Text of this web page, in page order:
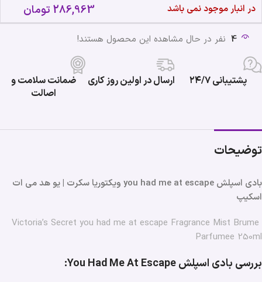
در انبار موجود نمی باشد
286,963 تومان
4 نفر در حال مشاهده این محصول هستند!
پشتیبانی ۲۴/۷ ارسال در اولین روز کاری
ضمانت سلامت و
اصالت
توضیحات
بادی اسپلش you had me at escape ویکتوریا سکرت | یو هد می ات
اسکیپ
Victoria’s Secret you had me at escape Fragrance Mist Brume
Parfumee 250ml
بررسی بادی اسپلش You Had Me At Escape: